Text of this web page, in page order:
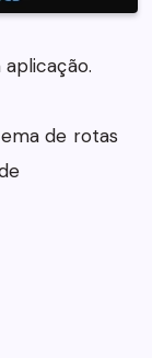
de rotas